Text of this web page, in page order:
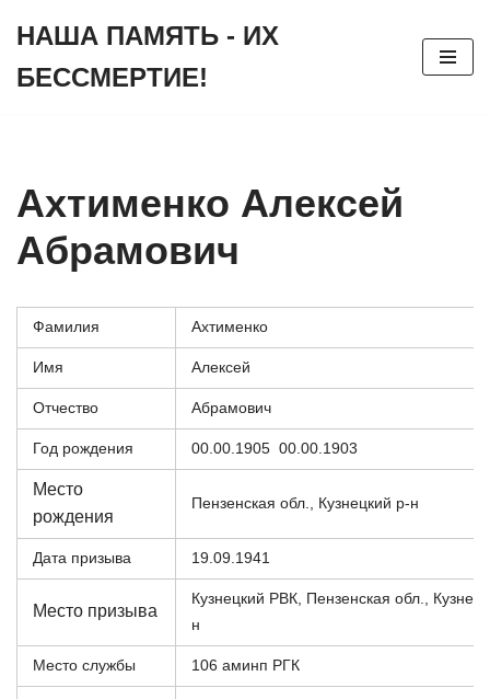
к
НАША ПАМЯТЬ - ИХ
БЕССМЕРТИЕ!
Ахтименко Алексей
Абрамович
Фамилия Ахтименко
Имя Алексей
Отчество Абрамович
Год рождения 00.00.1905 00.00.1903
Место
рождения
Пензенская обл., Кузнецкий р-н
Дата призыва 19.09.1941
Место призыва
Кузнецкий РВК, Пензенская обл.,
н
Место службы 106 аминп РГК